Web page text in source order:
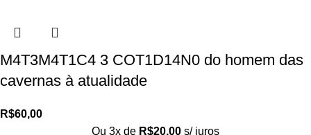
M4T3M4T1C4 3 COT1D14N0 do homem das
cavernas à atualidade
R$60,00
Ou 3x de R$20,00 s/ juros